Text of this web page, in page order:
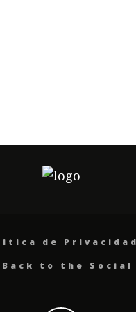
de Privacidad
Back to the Social